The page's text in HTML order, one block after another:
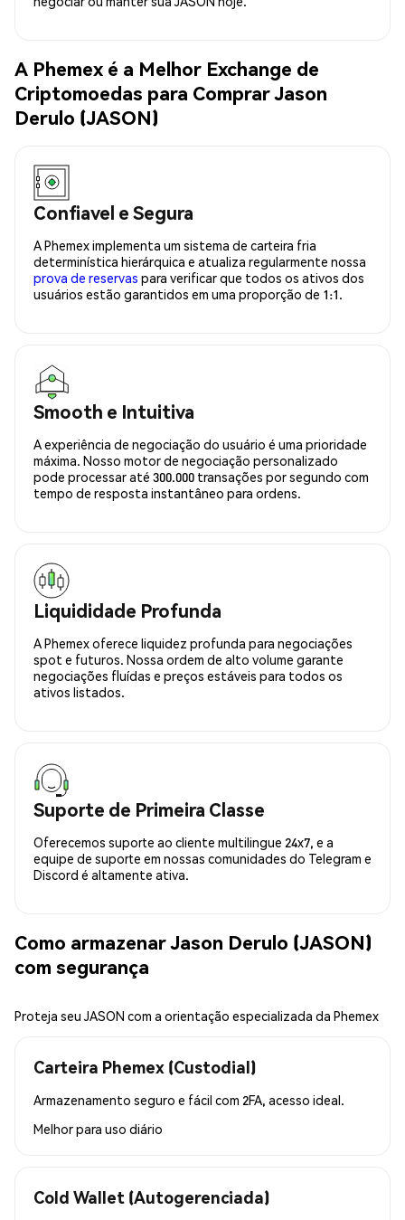
A Phemex é a Melhor Exchange de
Criptomoedas para Comprar Jason
Derulo (JASON)
Confiavel e Segura
A Phemex implementa um sistema de carteira fria
determinística hierárquica e atualiza regularmente nossa
prova de reservas para verificar que todos os ativos dos
usuários estão garantidos em uma proporção de 1:1.
Smooth e Intuitiva
A experiência de negociação do usuário é uma prioridade
máxima. Nosso motor de negociação personalizado
pode processar até 300.000 transações por segundo com
tempo de resposta instantâneo para ordens.
Liquididade Profunda
A Phemex oferece liquidez profunda para negociações
spot e futuros. Nossa ordem de alto volume garante
negociações fluídas e preços estáveis para todos os
ativos listados.
Suporte de Primeira Classe
Oferecemos suporte ao cliente multilingue 24x7, e a
equipe de suporte em nossas comunidades do Telegram e
Discord é altamente ativa.
Como armazenar Jason Derulo (JASON)
com segurança
Proteja seu JASON com a orientação especializada da Phemex
Carteira Phemex (Custodial)
Armazenamento seguro e fácil com 2FA, acesso ideal.
Melhor para uso diário
Cold Wallet (Autogerenciada)